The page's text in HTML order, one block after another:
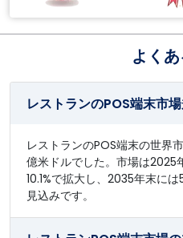
よく
レストランのPOS端末市
レストランのPOS端末の世界
億米ドルでした。市場は2025
10.1%で拡大し、2035年末に
見込みです。